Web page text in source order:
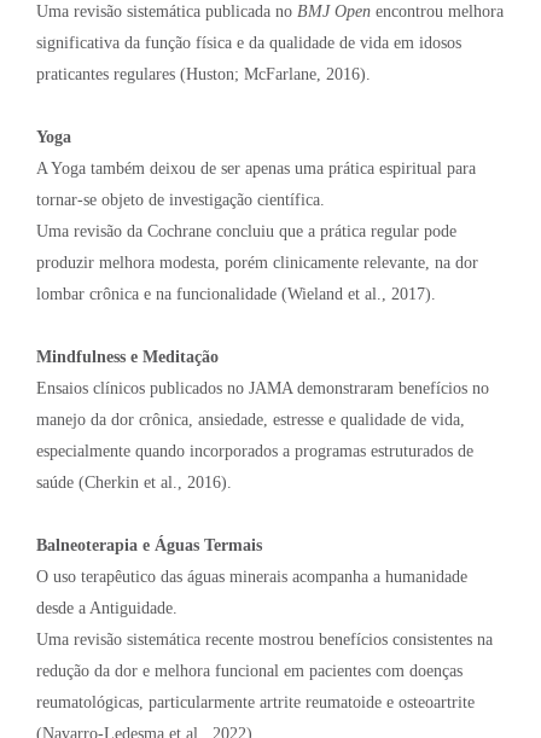
Uma revisão sistemática publicada no BMJ Open encontrou melhora
significativa da função física e da qualidade de vida em idosos
praticantes regulares (Huston; McFarlane, 2016).
Yoga
A Yoga também deixou de ser apenas uma prática espiritual para
tornar-se objeto de investigação científica.
Uma revisão da Cochrane concluiu que a prática regular pode
produzir melhora modesta, porém clinicamente relevante, na dor
lombar crônica e na funcionalidade (Wieland et al., 2017).
Mindfulness e Meditação
Ensaios clínicos publicados no JAMA demonstraram benefícios no
manejo da dor crônica, ansiedade, estresse e qualidade de vida,
especialmente quando incorporados a programas estruturados de
saúde (Cherkin et al., 2016).
Balneoterapia e Águas Termais
O uso terapêutico das águas minerais acompanha a humanidade
desde a Antiguidade.
Uma revisão sistemática recente mostrou benefícios consistentes na
redução da dor e melhora funcional em pacientes com doenças
reumatológicas, particularmente artrite reumatoide e osteoartrite
(Navarro-Ledesma et al., 2022).